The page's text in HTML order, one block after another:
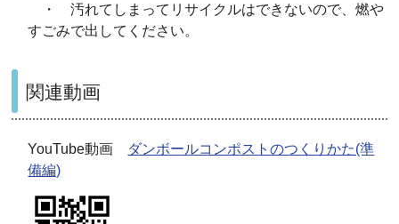
・ 汚れてしまってリサイクルはできないので、燃や
すごみで出してください。
関連動画
YouTube動画 ダンボールコンポストのつくりかた(準
備編)